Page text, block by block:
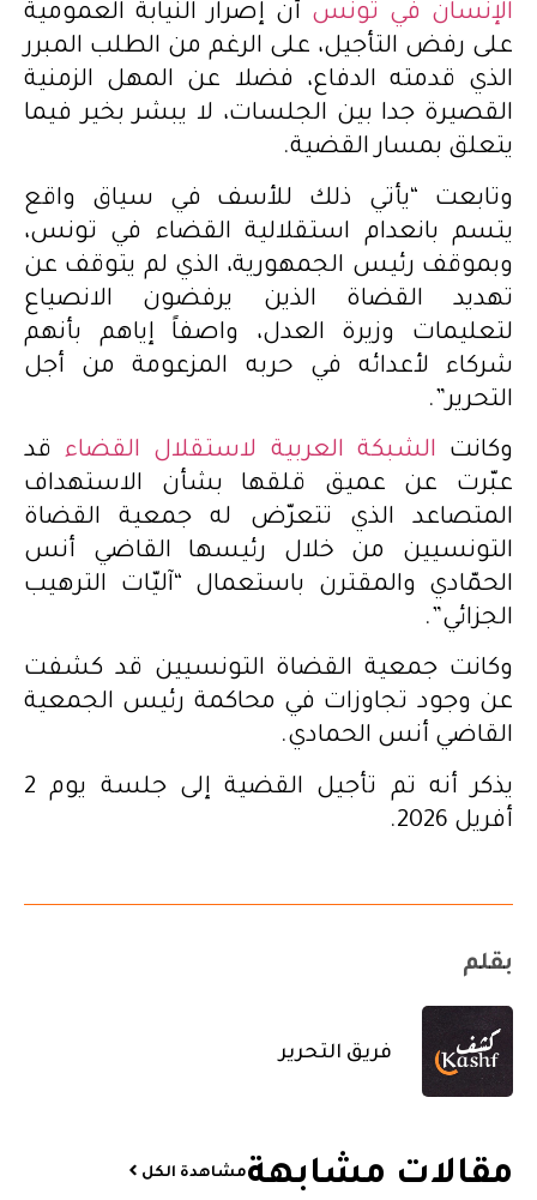
الإنسان في تونس أن إصرار النيابة العمومية
على رفض التأجيل، على الرغم من الطلب المبرر
الذي قدمته الدفاع، فضلا عن المهل الزمنية
القصيرة جدا بين الجلسات، لا يبشر بخير فيما
يتعلق بمسار القضية.
وتابعت “يأتي ذلك للأسف في سياق واقع
يتسم بانعدام استقلالية القضاء في تونس،
وبموقف رئيس الجمهورية، الذي لم يتوقف عن
تهديد القضاة الذين يرفضون الانصياع
لتعليمات وزيرة العدل، واصفاً إياهم بأنهم
شركاء لأعدائه في حربه المزعومة من أجل
التحرير”.
وكانت الشبكة العربية لاستقلال القضاءقد
عبّرت عن عميق قلقها بشأن الاستهداف
المتصاعد الذي تتعرّض له جمعية القضاة
التونسيين من خلال رئيسها القاضي أنس
الحمّادي والمقترن باستعمال “آليّات الترهيب
الجزائي”.
وكانت جمعية القضاة التونسيين قد كشفت
عن وجود تجاوزات في محاكمة رئيس الجمعية
القاضي أنس الحمادي.
يذكر أنه تم تأجيل القضية إلى جلسة يوم 2
أفريل 2026.
بقلم
فريق التحرير
مقالات مشابهة​مشاهدة الكل